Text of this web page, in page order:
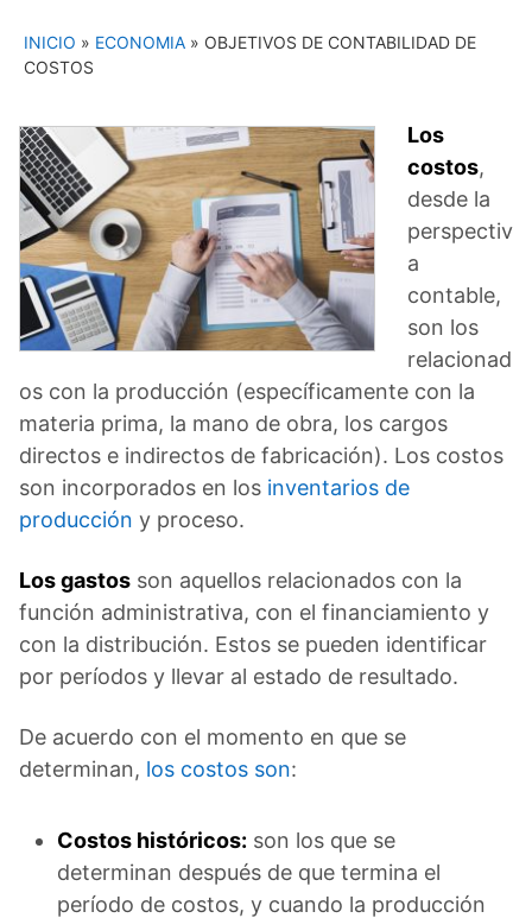
INICIO » ECONOMIA » OBJETIVOS DE CONTABILIDAD DE
COSTOS
Los
costos,
desde la
perspectiv
a
contable,
son los
relacionad
os con la producción (específicamente con la
materia prima, la mano de obra, los cargos
directos e indirectos de fabricación). Los costos
son incorporados en los inventarios de
producción y proceso.
Los gastos son aquellos relacionados con la
función administrativa, con el financiamiento y
con la distribución. Estos se pueden identificar
por períodos y llevar al estado de resultado.
De acuerdo con el momento en que se
determinan, los costos son:
Costos históricos: son los que se
determinan después de que termina el
período de costos, y cuando la producción